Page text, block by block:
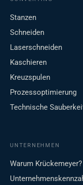
Stanzen
Schneiden
Laserschneiden
Kaschieren
Kreuzspulen
Prozessoptimierung
Technische
UNTERNEHMEN
Warum Krückemeyer?